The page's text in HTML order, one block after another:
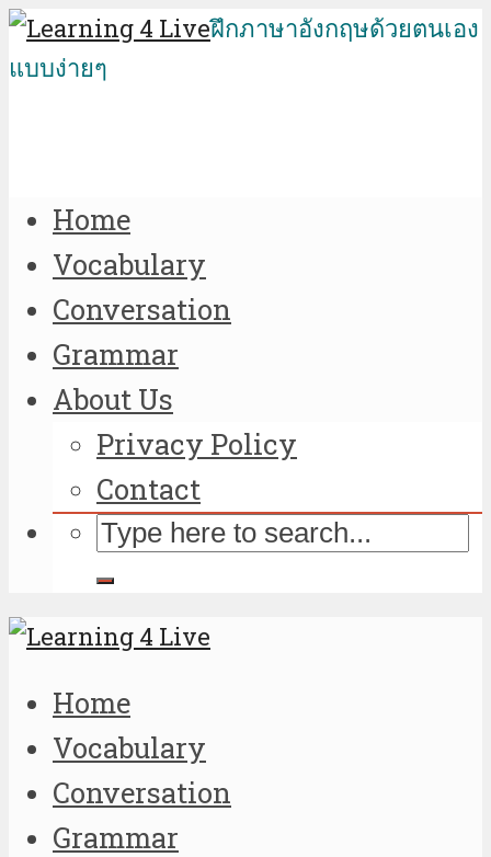
ฝึกภาษาอังกฤษด้วยตนเอง
แบบง่ายๆ
Home
Vocabulary
Conversation
Grammar
About Us
Privacy Policy
Contact
Home
Vocabulary
Conversation
Grammar